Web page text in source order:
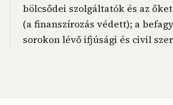
bölcsődei szolgáltatók és az
(a finanszírozás védett); a
sorokon lévő ifjúsági és civil